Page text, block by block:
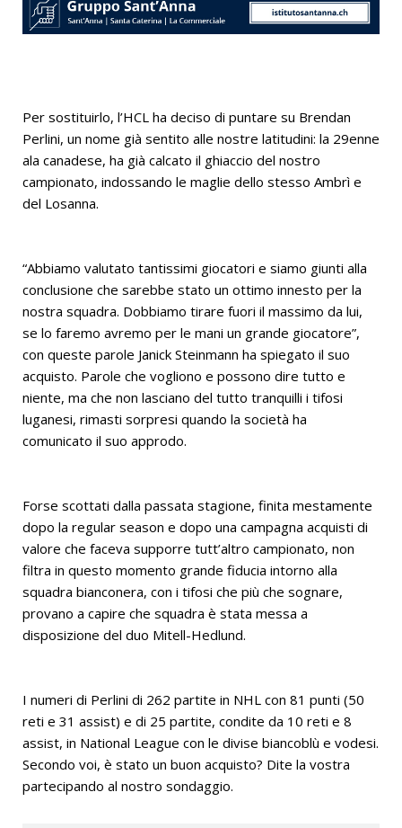
Per sostituirlo, l’HCL ha deciso di puntare su Brendan
Perlini, un nome già sentito alle nostre latitudini: la 29enne
ala canadese, ha già calcato il ghiaccio del nostro
campionato, indossando le maglie dello stesso Ambrì e
del Losanna.
“Abbiamo valutato tantissimi giocatori e siamo giunti alla
conclusione che sarebbe stato un ottimo innesto per la
nostra squadra. Dobbiamo tirare fuori il massimo da lui,
se lo faremo avremo per le mani un grande giocatore”,
con queste parole Janick Steinmann ha spiegato il suo
acquisto. Parole che vogliono e possono dire tutto e
niente, ma che non lasciano del tutto tranquilli i tifosi
luganesi, rimasti sorpresi quando la società ha
comunicato il suo approdo.
Forse scottati dalla passata stagione, finita mestamente
dopo la regular season e dopo una campagna acquisti di
valore che faceva supporre tutt’altro campionato, non
filtra in questo momento grande fiducia intorno alla
squadra bianconera, con i tifosi che più che sognare,
provano a capire che squadra è stata messa a
disposizione del duo Mitell-Hedlund.
I numeri di Perlini di 262 partite in NHL con 81 punti (50
reti e 31 assist) e di 25 partite, condite da 10 reti e 8
assist, in National League con le divise biancoblù e vodesi.
Secondo voi, è stato un buon acquisto? Dite la vostra
partecipando al nostro sondaggio.